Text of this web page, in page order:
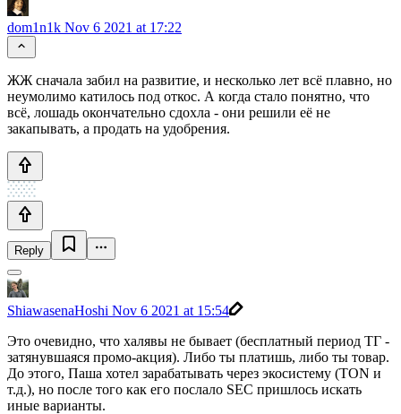
dom1n1k Nov 6 2021 at 17:22
ЖЖ сначала забил на развитие, и несколько лет всё плавно, но
неумолимо катилось под откос. А когда стало понятно, что
всё, лошадь окончательно сдохла - они решили её не
закапывать, а продать на удобрения.
Reply
ShiawasenaHoshi Nov 6 2021 at 15:54
Это очевидно, что халявы не бывает (бесплатный период ТГ -
затянувшаяся промо-акция). Либо ты платишь, либо ты товар.
До этого, Паша хотел зарабатывать через экосистему (TON и
т.д.), но после того как его послало SEC пришлось искать
иные варианты.